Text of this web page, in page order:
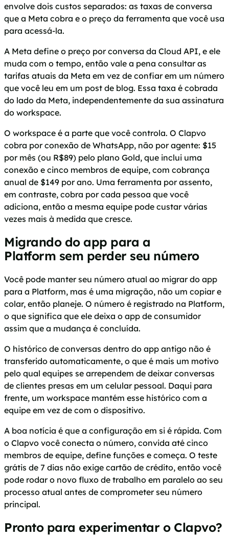
envolve dois custos separados: as taxas de conversa
que a Meta cobra e o preço da ferramenta que você usa
para acessá-la.
A Meta define o preço por conversa da Cloud API, e ele
muda com o tempo, então vale a pena consultar as
tarifas atuais da Meta em vez de confiar em um número
que você leu em um post de blog. Essa taxa é cobrada
do lado da Meta, independentemente da sua assinatura
do workspace.
O workspace é a parte que você controla. O Clapvo
cobra por conexão de WhatsApp, não por agente: $15
por mês (ou R$89) pelo plano Gold, que inclui uma
conexão e cinco membros de equipe, com cobrança
anual de $149 por ano. Uma ferramenta por assento,
em contraste, cobra por cada pessoa que você
adiciona, então a mesma equipe pode custar várias
vezes mais à medida que cresce.
Migrando do app para a
Platform sem perder seu número
Você pode manter seu número atual ao migrar do app
para a Platform, mas é uma migração, não um copiar e
colar, então planeje. O número é registrado na Platform,
o que significa que ele deixa o app de consumidor
assim que a mudança é concluída.
O histórico de conversas dentro do app antigo não é
transferido automaticamente, o que é mais um motivo
pelo qual equipes se arrependem de deixar conversas
de clientes presas em um celular pessoal. Daqui para
frente, um workspace mantém esse histórico com a
equipe em vez de com o dispositivo.
A boa notícia é que a configuração em si é rápida. Com
o Clapvo você conecta o número, convida até cinco
membros de equipe, define funções e começa. O teste
grátis de 7 dias não exige cartão de crédito, então você
pode rodar o novo fluxo de trabalho em paralelo ao seu
processo atual antes de comprometer seu número
principal.
Pronto para experimentar o Clapvo?